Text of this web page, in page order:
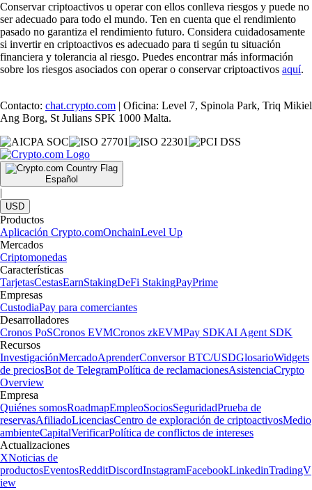
Conservar criptoactivos u operar con ellos conlleva riesgos y puede no
ser adecuado para todo el mundo. Ten en cuenta que el rendimiento
pasado no garantiza el rendimiento futuro. Considera cuidadosamente
si invertir en criptoactivos es adecuado para ti según tu situación
financiera y tolerancia al riesgo. Puedes encontrar más información
sobre los riesgos asociados con operar o conservar criptoactivos aquí.
Contacto: chat.crypto.com | Oficina: Level 7, Spinola Park, Triq Mikiel
Ang Borg, St Julians SPK 1000 Malta.
Español
|
USD
Productos
Aplicación Crypto.comOnchainLevel Up
Mercados
Criptomonedas
Características
TarjetasCestasEarnStakingDeFi StakingPayPrime
Empresas
CustodiaPay para comerciantes
Desarrolladores
Cronos PoSCronos EVMCronos zkEVMPay SDKAI Agent SDK
Recursos
InvestigaciónMercadoAprenderConversor BTC/USDGlosarioWidgets
de preciosBot de TelegramPolítica de reclamacionesAsistenciaCrypto
Overview
Empresa
Quiénes somosRoadmapEmpleoSociosSeguridadPrueba de
reservasAfiliadoLicenciasCentro de exploración de criptoactivosMedio
ambienteCapitalVerificarPolítica de conflictos de intereses
Actualizaciones
XNoticias de
productosEventosRedditDiscordInstagramFacebookLinkedinTradingV
iew